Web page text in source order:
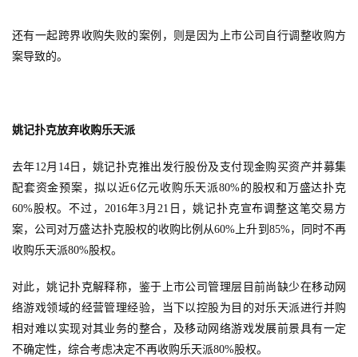
0
茶
接
会
上
站
还有一起跨界收购失败的案例，则是因为上市公司自行调整收购方
案导致的。
姚记扑克放弃收购乐天派
去年12月14日，姚记扑克推出发行股份及支付现金购买资产并募集
配套资金预案，拟以近6亿元收购乐天派80%的股权和万盛达扑克
60%股权。不过，2016年3月21日，姚记扑克宣布调整这笔交易方
案，公司对万盛达扑克股权的收购比例从60%上升到85%，同时不再
收购乐天派80%股权。
对此，姚记扑克解释称，鉴于上市公司管理层目前尚缺少在移动网
络游戏领域的经营管理经验，当下以控股为目的对乐天派进行并购
相对难以实现对其业务的整合，及移动网络游戏发展前景具有一定
不确定性，综合考虑决定不再收购乐天派80%股权。